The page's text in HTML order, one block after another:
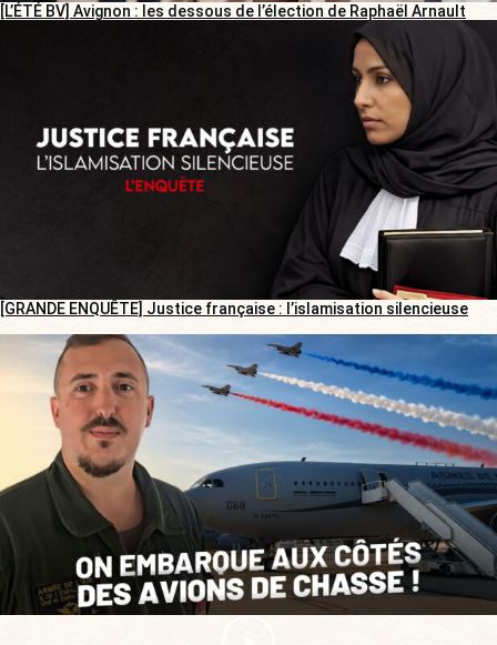
[L’ÉTÉ BV] Avignon : les dessous de l’élection de Raphaël Arnault
[GRANDE ENQUÊTE] Justice française : l’islamisation silencieuse